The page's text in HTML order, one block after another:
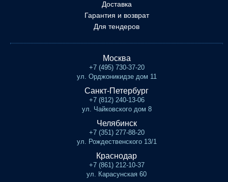
Доставка
Гарантия и возврат
Для тендеров
Москва
+7 (495) 730-37-20
ул. Орджоникидзе дом 11
Санкт-Петербург
+7 (812) 240-13-06
ул. Чайковского дом 8
Челябинск
+7 (351) 277-88-20
ул. Рождественского 13/1
Краснодар
+7 (861) 212-10-37
ул. Карасунская 60